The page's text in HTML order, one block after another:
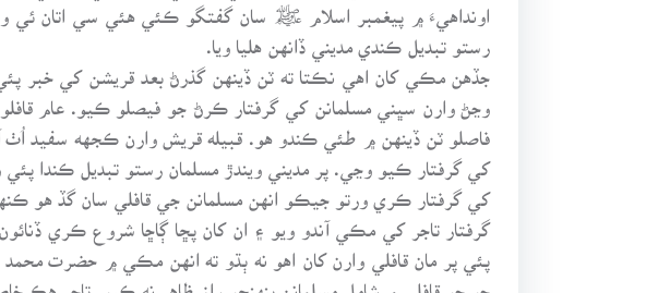
اونداهيءَ ۾ پيغمبر اسلام ﷺ سان گفتگو ڪئي هئي سي اتان ئي
رستو تبديل ڪندي مديني ڏانهن هليا ويا.
جڏهن مڪي کان اهي نڪتا ته ٽن ڏينهن گذرڻ بعد قريشن کي خبر
وڃڻ وارن سڀني مسلمانن کي گرفتار ڪرڻ جو فيصلو ڪيو. عام
فاصلو ٽن ڏينهن ۾ طئي ڪندو هو. قبيله قريش وارن ڪجهه سفيد اُٺ
کي گرفتار ڪيو وڃي. پر مديني ويندڙ مسلمان رستو تبديل ڪندا پئي
کي گرفتار ڪري ورتو جيڪو انهن مسلمانن جي قافلي سان گڏ هو
گرفتار تاجر کي مڪي آندو ويو ۽ ان کان پڇا ڳاڇا شروع ڪري
پئي پر مان قافلي وارن کان اهو نه ٻڌو ته انهن مڪي ۾ حضرت
ڇو جو قافلي ۾ شامل مسلمانن پنهنجو راز ظاهر نه ڪيو. تاجر هڪ